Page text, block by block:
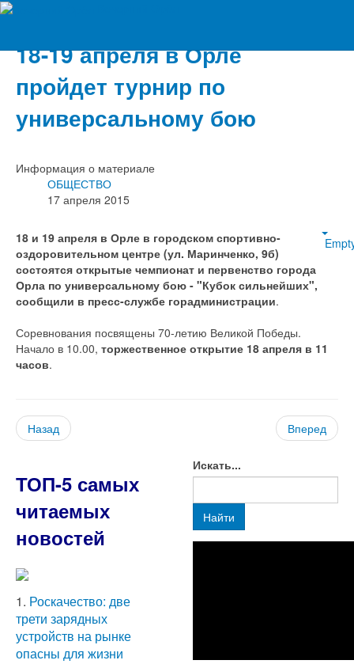
18-19 апреля в Орле
пройдет турнир по
универсальному бою
Информация о материале
ОБЩЕСТВО
17 апреля 2015
18 и 19 апреля в Орле в городском спортивно-
оздоровительном центре (ул. Маринченко, 9б)
состоятся открытые чемпионат и первенство города
Орла по универсальному бою - "Кубок сильнейших",
сообщили в пресс-службе горадминистрации.
Соревнования посвящены 70-летию Великой Победы.
Начало в 10.00, торжественное открытие 18 апреля в 11
часов.
Назад Вперед
ТОП-5 самых
читаемых
новостей
1. Роскачество: две
трети зарядных
устройств на рынке
опасны для жизни
Искать...
Найти